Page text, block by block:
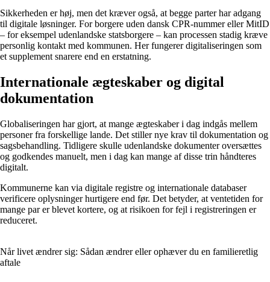
Sikkerheden er høj, men det kræver også, at begge parter har adgang
til digitale løsninger. For borgere uden dansk CPR-nummer eller MitID
– for eksempel udenlandske statsborgere – kan processen stadig kræve
personlig kontakt med kommunen. Her fungerer digitaliseringen som
et supplement snarere end en erstatning.
Internationale ægteskaber og digital
dokumentation
Globaliseringen har gjort, at mange ægteskaber i dag indgås mellem
personer fra forskellige lande. Det stiller nye krav til dokumentation og
sagsbehandling. Tidligere skulle udenlandske dokumenter oversættes
og godkendes manuelt, men i dag kan mange af disse trin håndteres
digitalt.
Kommunerne kan via digitale registre og internationale databaser
verificere oplysninger hurtigere end før. Det betyder, at ventetiden for
mange par er blevet kortere, og at risikoen for fejl i registreringen er
reduceret.
Når livet ændrer sig: Sådan ændrer eller ophæver du en familieretlig
aftale